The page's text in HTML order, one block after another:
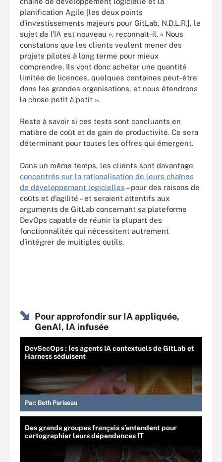
planification Agile [les deux points
d’investissements majeurs pour GitLab, N.D.L.R.], le
sujet de l’IA est nouveau », reconnaît-il. « Nous
constatons que les clients veulent mener des
projets pilotes à long terme pour mieux
comprendre. Ils vont donc acheter une quantité
limitée de licences, quelques centaines peut-être
dans les grandes organisations, et nous étendrons
la chose petit à petit ».
Reste à savoir si ces tests sont concluants en
matière de coût et de gain de productivité. Ce sera
déterminant pour toutes les offres qui émergent.
Dans un même temps, les clients sont davantage
concentrés sur la rationalisation de leurs chaînes
de développement logicielles – pour des raisons de
coûts et d’agilité – et seraient attentifs aux
arguments de GitLab concernant sa plateforme
DevOps capable de réunir la plupart des
fonctionnalités qui nécessitent autrement
d’intégrer de multiples outils.
Pour approfondir sur IA appliquée,
GenAI, IA infusée
DevSecOps : les agents IA contextuels de GitLab et
Harness séduisent
Par: Beth Pariseau
Des grands groupes français s’entendent pour
cartographier leurs dépendances IT